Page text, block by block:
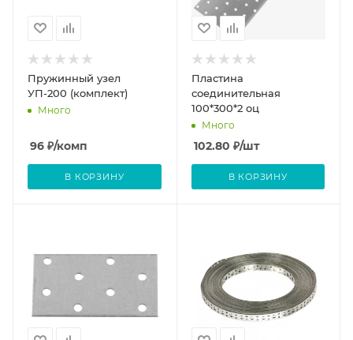
Пружинный узел
УП-200 (комплект)
Много
96 ₽/комп
В КОРЗИНУ
Пластина
соединительная
100*300*2 оц
Много
102.80 ₽/шт
В КОРЗИНУ